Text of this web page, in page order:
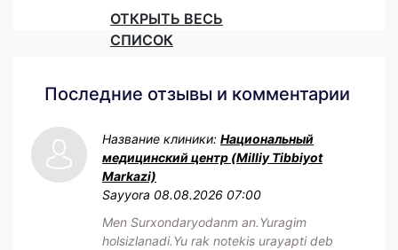
ОТКРЫТЬ ВЕСЬ
СПИСОК
Последние отзывы и комментарии
Название клиники: Национальный
медицинский центр (Milliy Tibbiyot
Markazi)
Sayyora 08.08.2026 07:00
Men Surxondaryodanm an.Yuragim
holsizlanadi.Yu rak notekis urayapti deb